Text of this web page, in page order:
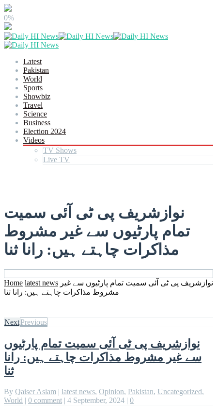
0%
Latest
Pakistan
World
Sports
Showbiz
Travel
Science
Business
Election 2024
Videos
TV Shows
Live TV
نوازشریف پی ٹی آئی سمیت
تمام پارٹیوں سے غیر مشروط
مذاکرات چاہتے ہیں: رانا ثنا
Home latest news نوازشریف پی ٹی آئی سمیت تمام پارٹیوں سے غیر
مشروط مذاکرات چاہتے ہیں: رانا ثنا
NextPrevious
نوازشریف پی ٹی آئی سمیت تمام پارٹیوں
سے غیر مشروط مذاکرات چاہتے ہیں: رانا
ثنا
By Qaiser Aslam | latest news, Opinion, Pakistan, Uncategorized,
World | 0 comment | 4 September, 2024 | 0